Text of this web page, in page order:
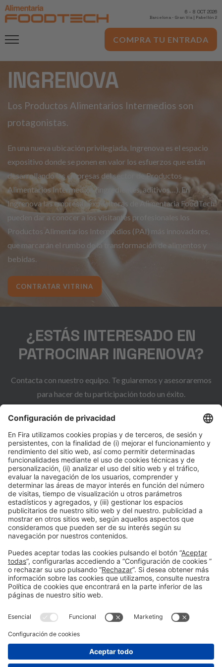
COMPRA TU ENTRADA
6 - 8 OCT 2026
Barcelona - Gran Via | Pabellón 2
INGRENOVA
Los Productos Alimentarios Intermedios son
protagonistas.
En una nueva ubicación privilegiada, Ingrenova es el espacio
expositivo donde se ponen en valor los esfuerzos que están
desarrollando las empresas del sector de Productos
Alimentarios Intermedios (ingredientes, aditivos…). En
Ingrenova las empresas expositoras de Alimentaria FoodTech
pueden dar a conocer a los visitantes profesionales los
Productos Alimentarios Intermedios (PAI) más innovadores,
que marcarán el rumbo de la transformación de alimentos y
bebidas.
CONTRATAR VITRINA
¿ESTÁS INTERESADO EN
PATROCINAR INGRENOVA?
Contacta con nuestro equipo. Te guiaremos y asesoraremos
para hacer de tu participación todo un éxito.
CONTACTO COMERCIAL
ENTIDADES COLABORADORAS
Información general
#AlimentariaFoodTech